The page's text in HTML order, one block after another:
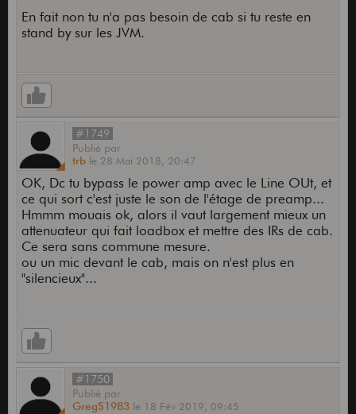
En fait non tu n'a pas besoin de cab si tu reste en
stand by sur les JVM.
#1749
Publié par
trb le 28 Mai 2018, 20:47
OK, Dc tu bypass le power amp avec le Line OUt, et
ce qui sort c'est juste le son de l'étage de preamp...
Hmmm mouais ok, alors il vaut largement mieux un
attenuateur qui fait loadbox et mettre des IRs de cab.
Ce sera sans commune mesure.
ou un mic devant le cab, mais on n'est plus en
"silencieux"...
#1750
Publié par
GregS1983 le 18 Fév 2019, 09:45